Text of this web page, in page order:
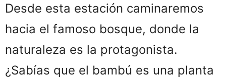
Desde esta estación caminaremos
hacia el famoso bosque, donde la
naturaleza es la protagonista.
¿Sabías que el bambú es una planta